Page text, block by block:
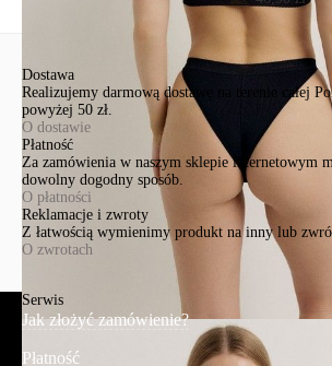
Dostawa
Realizujemy darmową dostawę na terenie całej
powyżej 50 zł.
O dostawie
Płatność
Za zamówienia w naszym sklepie internetowym
dowolny dogodny sposób.
O płatności
Reklamacje i zwroty
Z łatwością wymienimy produkt na inny lub
O zwrotach
Serwis
Jak złożyć zamówienie?
Płatność